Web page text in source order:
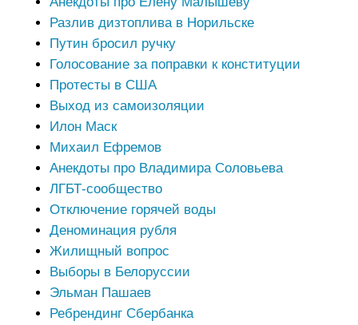
Разлив дизтоплива в Норильске
Путин бросил ручку
Голосование за поправки к конституции
Протесты в США
Выход из самоизоляции
Илон Маск
Михаил Ефремов
Анекдоты про Владимира Соловьева
ЛГБТ-сообщество
Отключение горячей воды
Деноминация рубля
Жилищный вопрос
Выборы в Белоруссии
Эльман Пашаев
Ребрендинг Сбербанка